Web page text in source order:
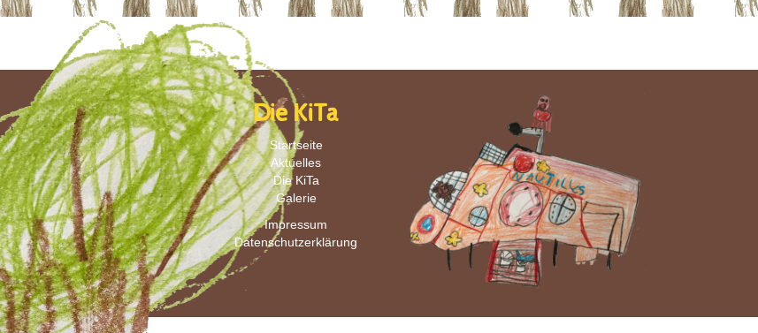
Die KiTa
Startseite
Aktuelles
Die KiTa
Galerie
Impressum
Datenschutzerklärung